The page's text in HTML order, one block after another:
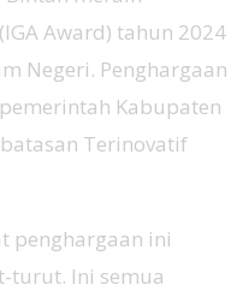
Award) tahun 2024
Negeri. Penghargaan
Kabupaten
Terinovatif
penghargaan ini
turut. Ini semua